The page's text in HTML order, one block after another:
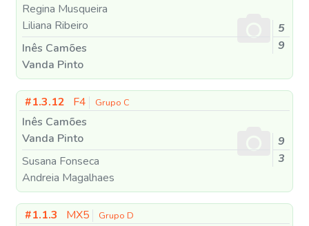
Regina Musqueira
Liliana Ribeiro
Inês Camões
Vanda Pinto
5
9
#1.3.12 F4 Grupo C
Inês Camões
Vanda Pinto
Susana Fonseca
Andreia Magalhaes
9
3
#1.1.3 MX5 Grupo D